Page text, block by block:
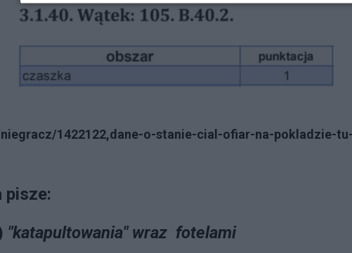
1422122,dane-o-stanie-cial-ofiar-na-pokladzie-
pisze:
"katapultowania" wraz fotelami